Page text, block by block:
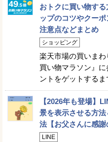
おトクに買い物す
ップのコツやクーポ
注意点などまとめ
ショッピング
楽天市場の買いま
買い物マラソン』
ントをゲットする
【2026年も登場】
景を表示させる方
法【お父さんに感謝
LINE